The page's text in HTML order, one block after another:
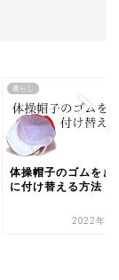
暮らし
体操帽子のゴムをき
に付け替える方法
2022年1